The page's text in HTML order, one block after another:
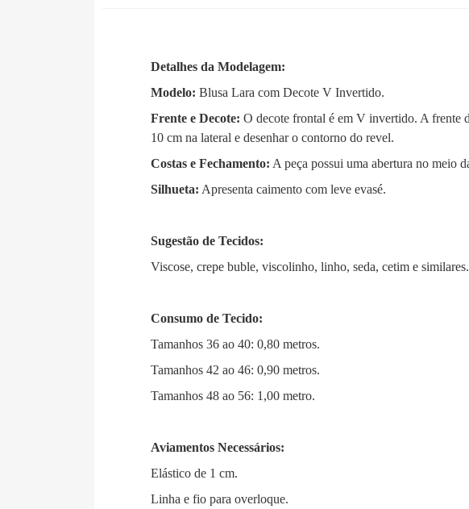
Detalhes da Modelagem:
Modelo: Blusa Lara com Decote V Invertido.
Frente e Decote: O decote frontal é em V invertido. A frente
10 cm na lateral e desenhar o contorno do revel.
Costas e Fechamento: A peça possui uma abertura no meio
Silhueta: Apresenta caimento com leve evasé.
Sugestão de Tecidos:
Viscose, crepe buble, viscolinho, linho, seda, cetim e similares.
Consumo de Tecido:
Tamanhos 36 ao 40: 0,80 metros.
Tamanhos 42 ao 46: 0,90 metros.
Tamanhos 48 ao 56: 1,00 metro.
Aviamentos Necessários:
Elástico de 1 cm.
Linha e fio para overloque.